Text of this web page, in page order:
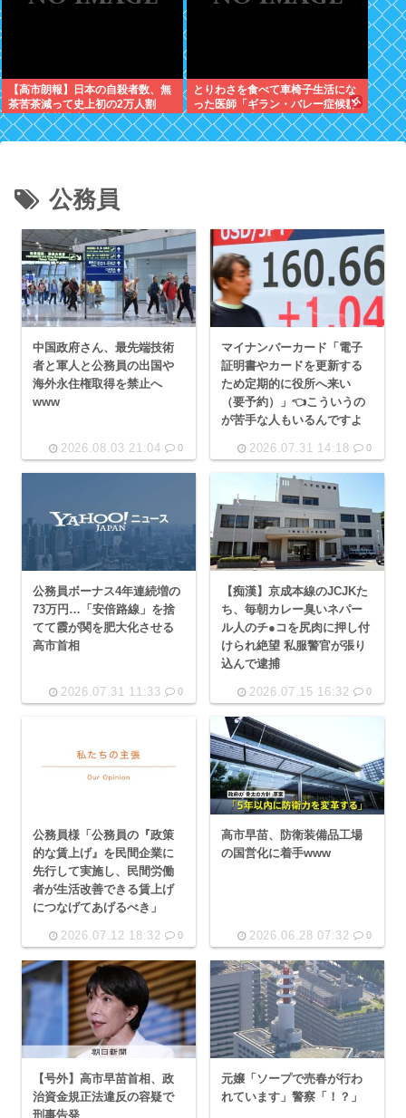
【高市朗報】日本の自殺者数、無
茶苦茶減って史上初の2万人割
れ。無茶苦茶生きやすい国になっ
てる件www
とりわさを食べて車椅子生活にな
った医師「ギラン・バレー症候群
になって本当に絶望。死んだ方が
良かったと思った」
公務員
中国政府さん、最先端技術
者と軍人と公務員の出国や
海外永住権取得を禁止へ
www
2026.08.03 21:04 0
マイナンバーカード「電子
証明書やカードを更新する
ため定期的に役所へ来い
（要予約）」👈こういうの
が苦手な人もいるんですよ
2026.07.31 14:18 0
公務員ボーナス4年連続増の
73万円…「安倍路線」を捨
てて霞が関を肥大化させる
高市首相
2026.07.31 11:33 0
【痴漢】京成本線のJCJKた
ち、毎朝カレー臭いネパー
ル人のチ●コを尻肉に押し付
けられ絶望 私服警官が張り
込んで逮捕
2026.07.15 16:32 0
公務員様「公務員の『政策
的な賃上げ』を民間企業に
先行して実施し、民間労働
者が生活改善できる賃上げ
につなげてあげるべき」
2026.07.12 18:32 0
高市早苗、防衛装備品工場
の国営化に着手www
2026.06.28 07:32 0
【号外】高市早苗首相、政
治資金規正法違反の容疑で
刑事告発
元嬢「ソープで売春が行わ
れています」警察「！？」